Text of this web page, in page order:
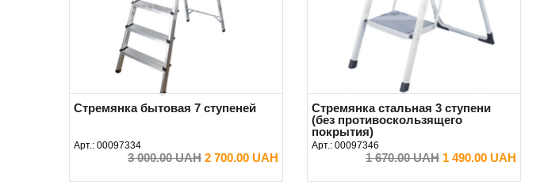
Стремянка бытовая 7 ступеней
Арт.: 00097334
3 000.00 UAH 2 700.00 UAH
В КОРЗИНУ
Стремянка стальная 3 ступени
(без противоскользящего
покрытия)
Арт.: 00097346
1 670.00 UAH 1 490.00 UAH
В КОРЗИНУ